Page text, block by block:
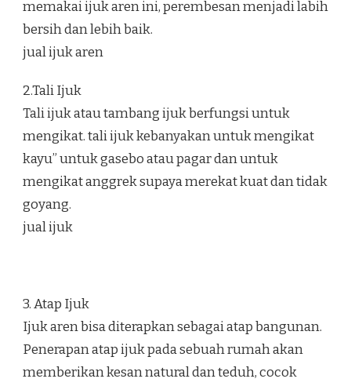
memakai ijuk aren ini, perembesan menjadi labih
bersih dan lebih baik.
jual ijuk aren
2.Tali Ijuk
Tali ijuk atau tambang ijuk berfungsi untuk
mengikat. tali ijuk kebanyakan untuk mengikat
kayu” untuk gasebo atau pagar dan untuk
mengikat anggrek supaya merekat kuat dan tidak
goyang.
jual ijuk
3. Atap Ijuk
Ijuk aren bisa diterapkan sebagai atap bangunan.
Penerapan atap ijuk pada sebuah rumah akan
memberikan kesan natural dan teduh, cocok